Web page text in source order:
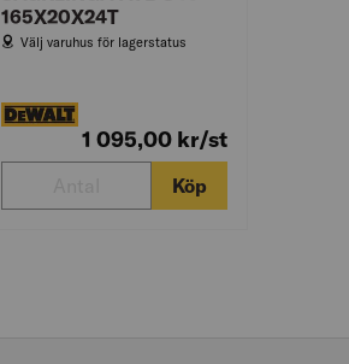
165X20X24T
Välj varuhus för lagerstatus
1 095,00 kr/st
Köp